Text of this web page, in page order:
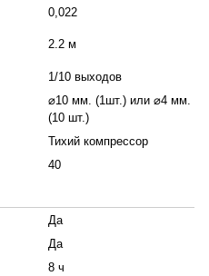
0,022
2.2 м
1/10 выходов
⌀10 мм. (1шт.) или ⌀4 мм.
(10 шт.)
Тихий компрессор
40
Да
Да
8 ч